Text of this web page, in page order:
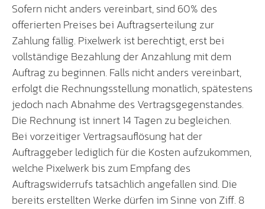
Sofern nicht anders vereinbart, sind 60% des
offerierten Preises bei Auftragserteilung zur
Zahlung fällig. Pixelwerk ist berechtigt, erst bei
vollständige Bezahlung der Anzahlung mit dem
Auftrag zu beginnen. Falls nicht anders vereinbart,
erfolgt die Rechnungsstellung monatlich, spätestens
jedoch nach Abnahme des Vertragsgegenstandes.
Die Rechnung ist innert 14 Tagen zu begleichen.
Bei vorzeitiger Vertragsauflösung hat der
Auftraggeber lediglich für die Kosten aufzukommen,
welche Pixelwerk bis zum Empfang des
Auftragswiderrufs tatsächlich angefallen sind. Die
bereits erstellten Werke dürfen im Sinne von Ziff. 8